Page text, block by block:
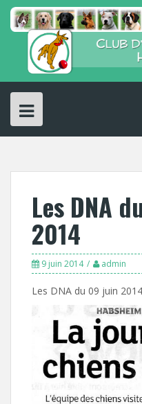
Skip
content
Les DNA
2014
9 juin 2014 admin
Les DNA du 09 juin 2014